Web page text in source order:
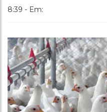
8:39 - Em: